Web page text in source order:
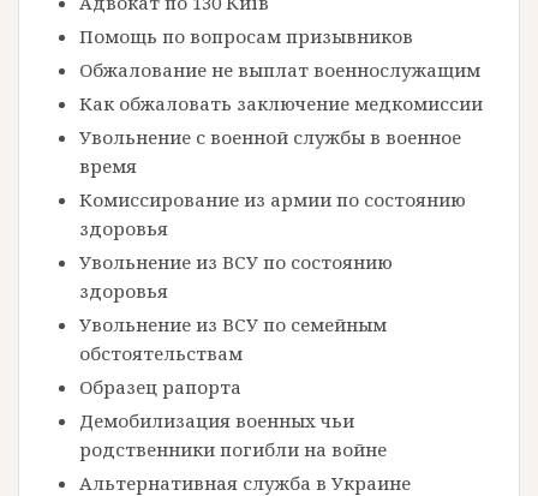
Помощь по вопросам призывников
Обжалование не выплат военнослужащим
Как обжаловать заключение медкомиссии
Увольнение с военной службы в военное
время
Комиссирование из армии по состоянию
здоровья
Увольнение из ВСУ по состоянию
здоровья
Увольнение из ВСУ по семейным
обстоятельствам
Образец рапорта
Демобилизация военных чьи
родственники погибли на войне
Альтернативная служба в Украине